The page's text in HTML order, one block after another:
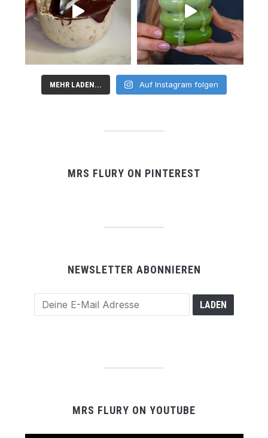
MEHR LADEN... Auf Instagram folgen
MRS FLURY ON PINTEREST
NEWSLETTER ABONNIEREN
MRS FLURY ON YOUTUBE